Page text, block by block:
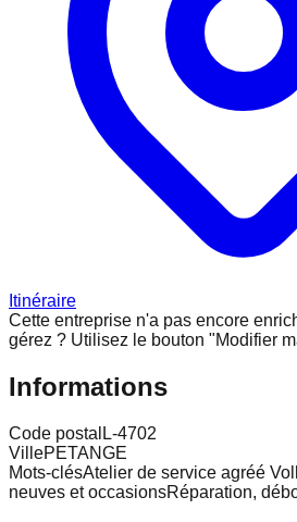
Itinéraire
Cette entreprise n'a pas encore
gérez ? Utilisez le bouton "Modifier
Informations
Code postal L-4702
VillePETANGE
Mots-clésAtelier de service agréé
neuves et occasionsRéparation,